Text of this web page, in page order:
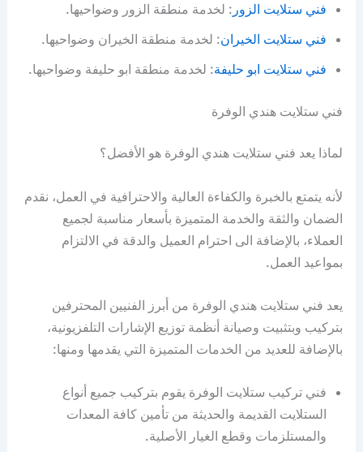
فني ستلايت الزور : لخدمة منطقة الزور وضواحيها.
فني ستلايت الخيران: لخدمة منطقة الخيران وضواحيها.
فني ستلايت ابو حليفة: لخدمة منطقة ابو حليفة وضواحيها.
فني ستلايت هندي الوفرة
لماذا يعد فني ستلايت هندي الوفرة هو الأفضل؟
لأنه يتمتع بالخبرة والكفاءة العالية والاحترافية في العمل، نقدم
الضمان والثقة والخدمة المتميزة بأسعار مناسبة لجميع
العملاء، بالإضافة الى احترام العميل والدقة في الالتزام
بمواعيد العمل.
يعد فني ستلايت هندي الوفرة من أبرز الفنيين المحترفين
بتركيب وبتثبيت وصيانة أنظمة توزيع الإشارات التلفزيونية،
بالإضافة للعديد من الخدمات المتميزة التي يقدمها ومنها:
فني تركيب ستلايت الوفرة يقوم بتركيب جميع أنواع
الستلايت القديمة والحديثة من تأمين كافة المعدات
والمستلزمات وقطع الغيار الأصلية.